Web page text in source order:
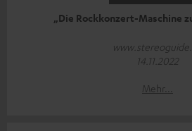
„Die Rockkonzert-Maschine
14.11.2022
Mehr...